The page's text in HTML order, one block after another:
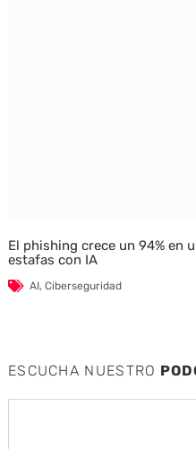
El phishing crece un 94% en
estafas con IA
AI, Ciberseguridad
ESCUCHA NUESTRO